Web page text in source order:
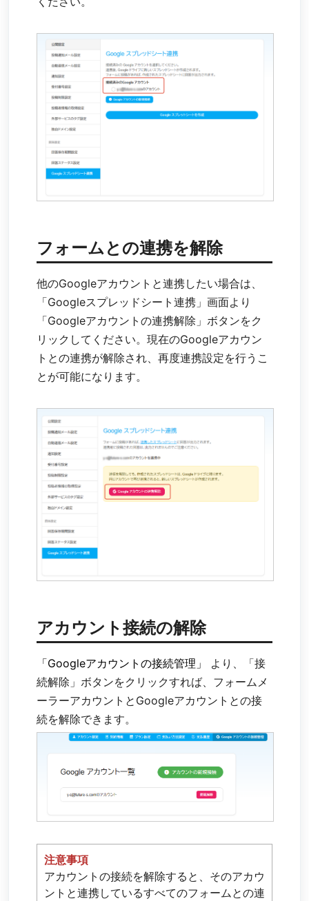
フォームとの連携を解除
他のGoogleアカウントと連携したい場合は、
「Googleスプレッドシート連携」画面より
「Googleアカウントの連携解除」ボタンをク
リックしてください。現在のGoogleアカウン
トとの連携が解除され、再度連携設定を行うこ
とが可能になります。
アカウント接続の解除
「Googleアカウントの接続管理」
より、「接
続解除」ボタンをクリックすれば、フォームメ
ーラーアカウントとGoogleアカウントとの接
続を解除できます。
注意事項
アカウントの接続を解除すると、そのアカウ
ントと連携しているすべてのフォームとの連